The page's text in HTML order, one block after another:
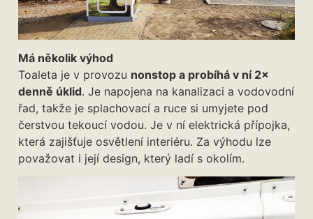
Má několik výhod
Toaleta je v provozu nonstop a probíhá v ní 2×
denně úklid. Je napojena na kanalizaci a vodovodní
řad, takže je splachovací a ruce si umyjete pod
čerstvou tekoucí vodou. Je v ní elektrická přípojka,
která zajišťuje osvětlení interiéru. Za výhodu lze
považovat i její design, který ladí s okolím.